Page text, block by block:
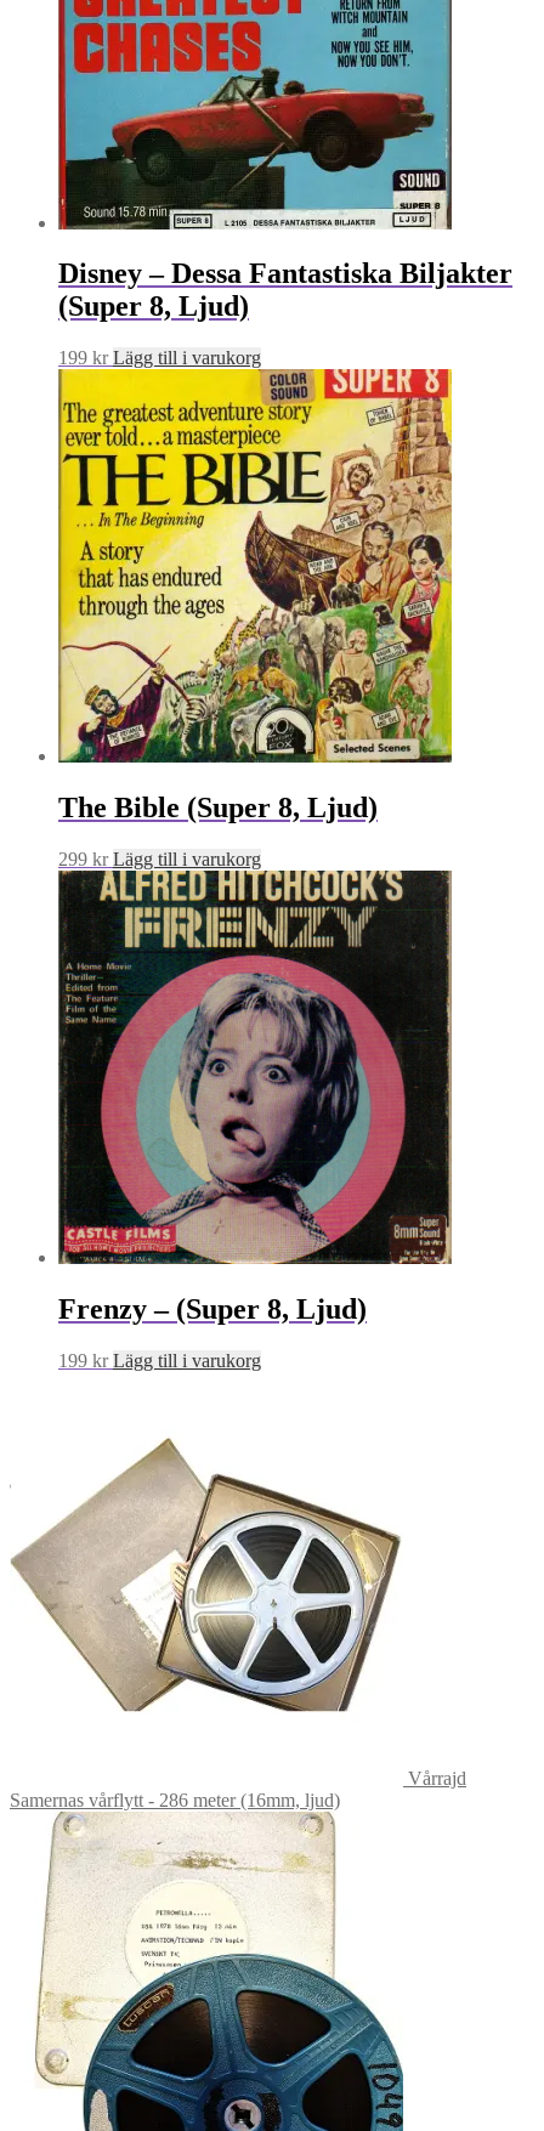
Disney – Dessa Fantastiska Biljakter
(Super 8, Ljud)
199 kr Lägg till i varukorg
The Bible (Super 8, Ljud)
299 kr Lägg till i varukorg
Frenzy – (Super 8, Ljud)
199 kr Lägg till i varukorg
Vårrajd
Samernas vårflytt - 286 meter (16mm, ljud)